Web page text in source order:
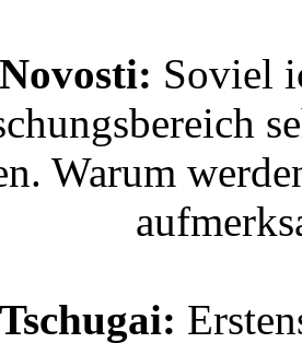
Soviel
Warum